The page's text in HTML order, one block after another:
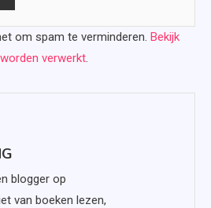
om spam te verminderen. Bekijk
verwerkt.
blogger op
van boeken lezen,